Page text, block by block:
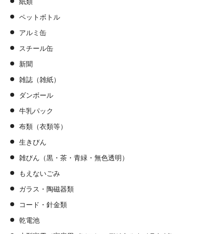
ペットボトル
アルミ缶
スチール缶
新聞
雑誌（雑紙）
ダンボール
牛乳パック
布類（衣類等）
生きびん
雑びん（黒・茶・青緑・無色透明）
もえないごみ
ガラス・陶磁器類
コード・針金類
乾電池